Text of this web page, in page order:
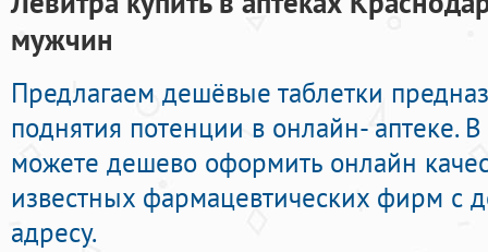
мужчин
Предлагаем дешёвые таблетки
поднятия потенции в онлайн- аптеке.
можете дешево оформить онлайн
известных фармацевтических фирм с
адресу.